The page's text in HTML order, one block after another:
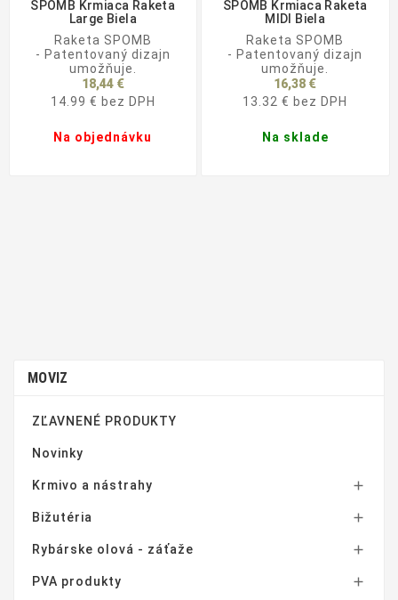
SPOMB Krmiaca Raketa
Large Biela
Raketa SPOMB
- Patentovaný dizajn
umožňuje.
18,44 €
14.99 € bez DPH
Na objednávku
SPOMB Krmiaca Raketa
MIDI Biela
Raketa SPOMB
- Patentovaný dizajn
umožňuje.
16,38 €
13.32 € bez DPH
Na sklade
MOVIZ
ZĽAVNENÉ PRODUKTY
Novinky
Krmivo a nástrahy 
Bižutéria 
Rybárske olová - záťaže 
PVA produkty 